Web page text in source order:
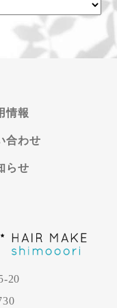
20
情報
合わせ
らせ